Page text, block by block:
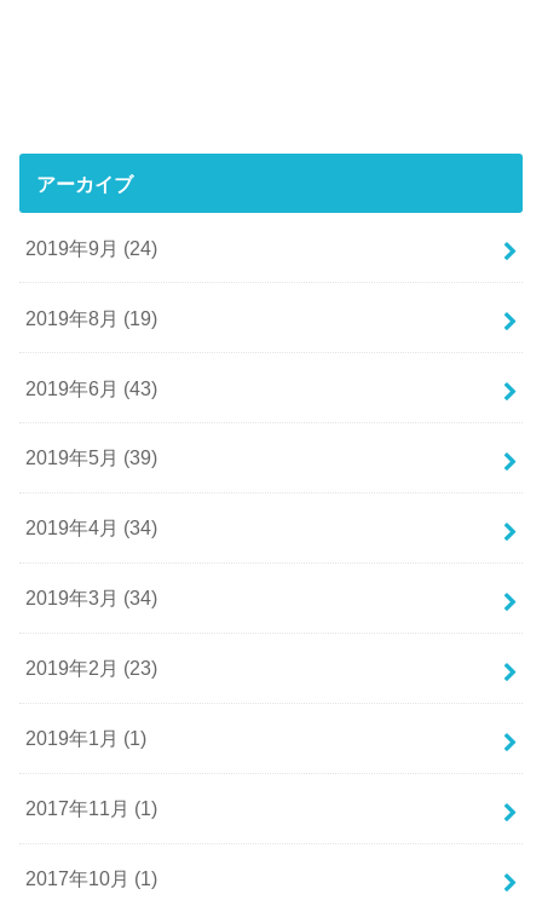
アーカイブ
2019年9月 (24)
2019年8月 (19)
2019年6月 (43)
2019年5月 (39)
2019年4月 (34)
2019年3月 (34)
2019年2月 (23)
2019年1月 (1)
2017年11月 (1)
2017年10月 (1)